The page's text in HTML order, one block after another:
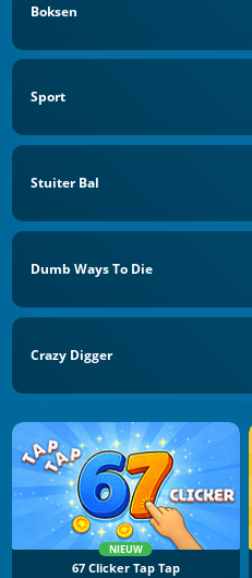
Boksen
Sport
Stuiter Bal
Dumb Ways To Die
Crazy Digger
NIEUW
67 Clicker Tap Tap